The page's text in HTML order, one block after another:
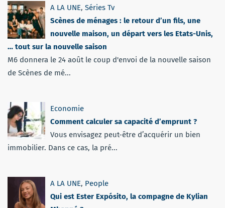
A LA UNE, Séries Tv
Scènes de ménages : le retour d’un fils, une
nouvelle maison, un départ vers les Etats-Unis,
… tout sur la nouvelle saison
M6 donnera le 24 août le coup d'envoi de la nouvelle saison
de Scènes de mé...
Economie
Comment calculer sa capacité d’emprunt ?
Vous envisagez peut-être d’acquérir un bien
immobilier. Dans ce cas, la pré...
A LA UNE, People
Qui est Ester Expósito, la compagne de Kylian